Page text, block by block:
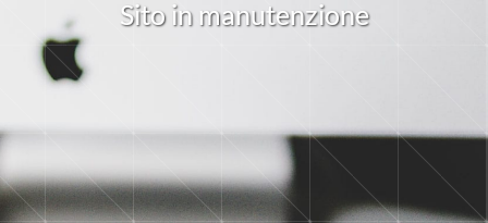
Sito in manutenzione